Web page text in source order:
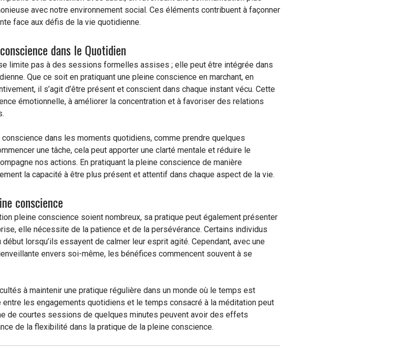
avec notre environnement social. Ces éléments contribuent à façonner
face aux défis de la vie quotidienne.
dans le Quotidien
limite pas à des sessions formelles assises ; elle peut être intégrée dans
Que ce soit en pratiquant une pleine conscience en marchant, en
il s’agit d’être présent et conscient dans chaque instant vécu. Cette
émotionnelle, à améliorer la concentration et à favoriser des relations
dans les moments quotidiens, comme prendre quelques
une tâche, cela peut apporter une clarté mentale et réduire le
nos actions. En pratiquant la pleine conscience de manière
la capacité à être plus présent et attentif dans chaque aspect de la vie.
conscience
pleine conscience soient nombreux, sa pratique peut également présenter
elle nécessite de la patience et de la persévérance. Certains individus
lorsqu’ils essayent de calmer leur esprit agité. Cependant, avec une
envers soi-même, les bénéfices commencent souvent à se
à maintenir une pratique régulière dans un monde où le temps est
entre les engagements quotidiens et le temps consacré à la méditation peut
de courtes sessions de quelques minutes peuvent avoir des effets
de la flexibilité dans la pratique de la pleine conscience.